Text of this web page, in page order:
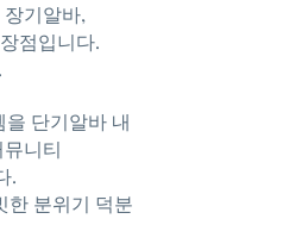
기알바,
점입니다.
단기알바 내
뮤니티
.
한 분위기 덕분